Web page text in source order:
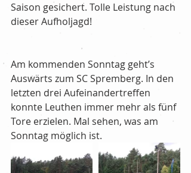
Saison gesichert. Tolle Leistung nach
dieser Aufholjagd!
Am kommenden Sonntag geht’s
Auswärts zum SC Spremberg. In den
letzten drei Aufeinandertreffen
konnte Leuthen immer mehr als fünf
Tore erzielen. Mal sehen, was am
Sonntag möglich ist.